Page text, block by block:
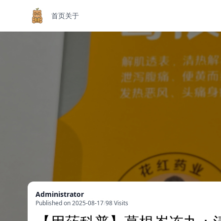
首页关于
Administrator
Published on 2025-08-17/98 Visits